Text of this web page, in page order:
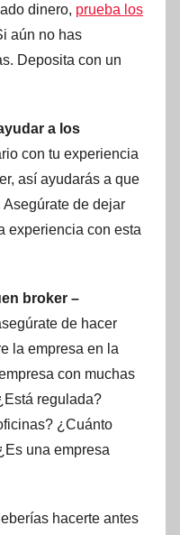
dinero, prueba los
aún no has
Deposita con un
a los
con tu experiencia
así ayudarás a que
de dejar
experiencia con esta
broker –
de hacer
la empresa en la
con muchas
regulada?
¿Cuánto
una empresa
hacerte antes